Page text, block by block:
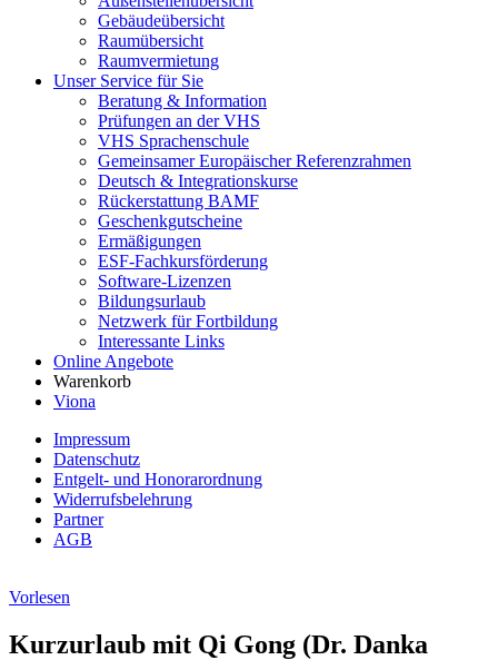
Gebäudeübersicht
Raumübersicht
Raumvermietung
Unser Service für Sie
Beratung & Information
Prüfungen an der VHS
VHS Sprachenschule
Gemeinsamer Europäischer Referenzrahmen
Deutsch & Integrationskurse
Rückerstattung BAMF
Geschenkgutscheine
Ermäßigungen
ESF-Fachkursförderung
Software-Lizenzen
Bildungsurlaub
Netzwerk für Fortbildung
Interessante Links
Online Angebote
Warenkorb
Viona
Impressum
Datenschutz
Entgelt- und Honorarordnung
Widerrufsbelehrung
Partner
AGB
Vorlesen
Kurzurlaub mit Qi Gong (Dr. Danka